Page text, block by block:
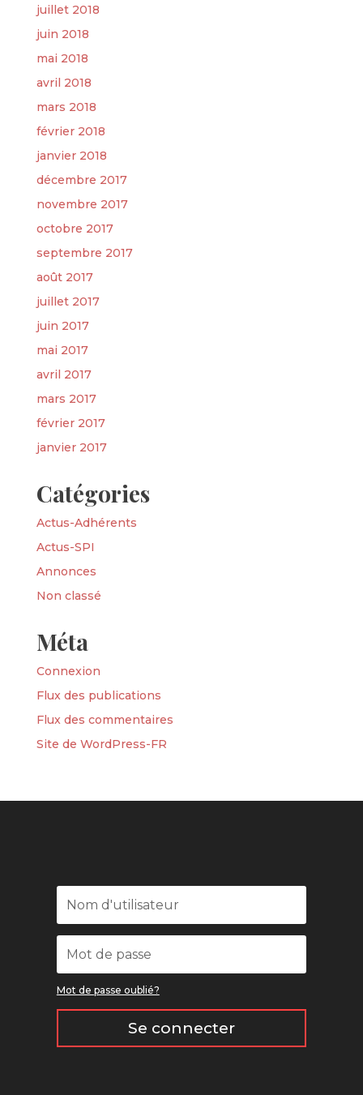
juillet 2018
juin 2018
mai 2018
avril 2018
mars 2018
février 2018
janvier 2018
décembre 2017
novembre 2017
octobre 2017
septembre 2017
août 2017
juillet 2017
juin 2017
mai 2017
avril 2017
mars 2017
février 2017
janvier 2017
Catégories
Actus-Adhérents
Actus-SPI
Annonces
Non classé
Méta
Connexion
Flux des publications
Flux des commentaires
Site de WordPress-FR
Mot de passe oublié?
Se connecter